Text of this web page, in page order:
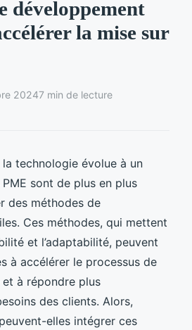
développement
la mise sur
20247 min de lecture
technologie évolue à un
sont de plus en plus
des méthodes de
Ces méthodes, qui mettent
et l’adaptabilité, peuvent
à accélérer le processus de
à répondre plus
des clients. Alors,
elles intégrer ces